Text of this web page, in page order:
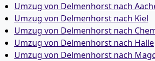
Umzug von Delmenhorst nach
Umzug von Delmenhorst nach Kiel
Umzug von Delmenhorst nach
Umzug von Delmenhorst nach Halle
Umzug von Delmenhorst nach